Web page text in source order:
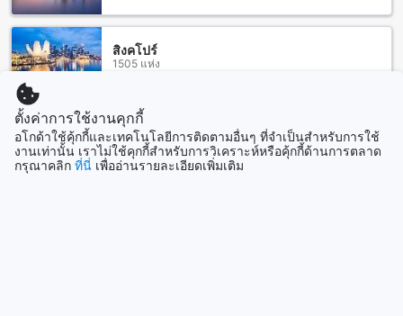
โฮมสเตย์
บ้านสวนนุชเลี้ยง โฮมสเตย์ มีร้านอาหารในสถานที่ที่ทำอาหาร
อร่อยและอาหารตามสั่งที่สามารถทำให้คุณพอใจได้ นอกจากนี้ยัง
ที่ชอบใช้เวลากับเพื่อนและครอบครัว และสามารถสั่งซื้อสินค้า
จากซุปเปอร์มาร์เก็ตและมีบริการจัดส่งถึงที่พักของคุณได้
ห้องพักที่บ้านสวนนุชเลี้ยง โฮมสเตย์
สิงคโปร์
1505 แห่ง
ดูทั้งหมด
ตั้งค่าการใช้งานคุกกี้
อโกด้าใช้คุ้กกี้และเทคโนโลยีการติดตามอื่นๆ ที่จำเป็นสำหรับการใช้
งานเท่านั้น เราไม่ใช้คุกกี้สำหรับการวิเคราะห์หรือคุ้กกี้ด้านการตลาด
กรุณาคลิก ที่นี่ เพื่ออ่านรายละเอียดเพิ่มเติม